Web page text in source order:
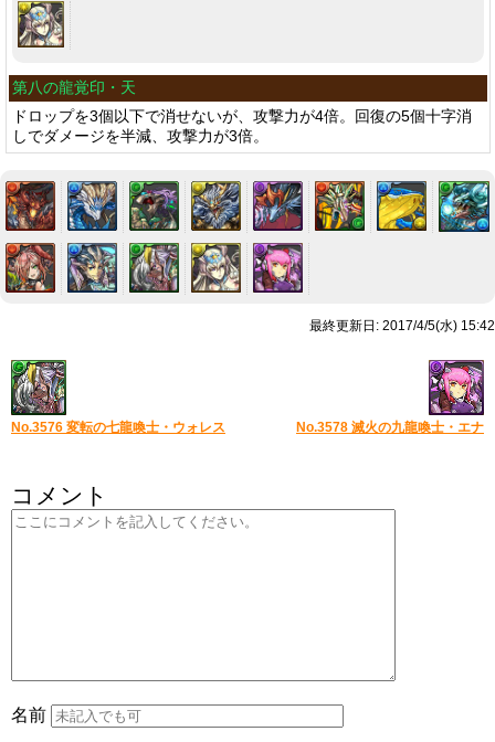
第八の龍覚印・天
ドロップを3個以下で消せないが、攻撃力が4倍。回復の5個十字消
しでダメージを半減、攻撃力が3倍。
最終更新日: 2017/4/5(水) 15:42
No.3576 変転の七龍喚士・ウォレス No.3578 滅火の九龍喚士・エナ
コメント
名前